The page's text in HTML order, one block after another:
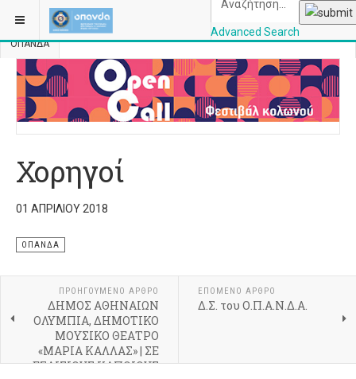
Advanced Search
ΒΡΊΣΚΕΣΤΕ ΕΔΏ: ΑΡΧΙΚΉ ΥΠΗΡΕΣΊΕΣ – ΔΙΕΥΘΎΝΣΕΙΣ
ΟΠΑΝΔΑ
Χορηγοί
01 ΑΠΡΙΛΊΟΥ 2018
ΟΠΑΝΔΑ
ΠΡΟΗΓΟΎΜΕΝΟ ΆΡΘΡΟ
ΔΗΜΟΣ ΑΘΗΝΑΙΩΝ
ΟΛΥΜΠΙΑ, ΔΗΜΟΤΙΚΟ
ΜΟΥΣΙΚΟ ΘΕΑΤΡΟ
«ΜΑΡΙΑ ΚΑΛΛΑΣ» | ΣΕ
ΕΞΑΙΣΙΟΥΣ ΚΑΠΟΙΟΥΣ
ΕΠΌΜΕΝΟ ΆΡΘΡΟ
Δ.Σ. του Ο.Π.Α.Ν.Δ.Α.